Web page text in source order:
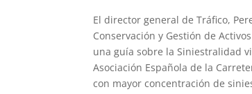
El director general de Tráfico,
Conservación y Gestión de
una guía sobre la Siniestralidad
Asociación Española de la
con mayor concentración de